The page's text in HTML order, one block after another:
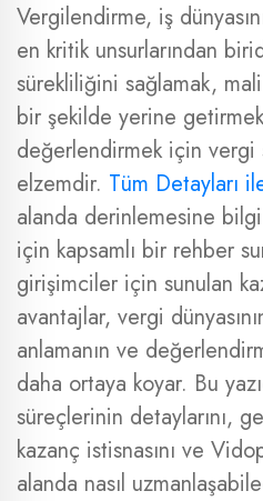
Vergilendirme, iş
en kritik unsurlarından
sürekliliğini sağlamak,
bir şekilde yerine getirmek
değerlendirmek için
elzemdir. Tüm Detayları
alanda derinlemesine
için kapsamlı bir rehber
girişimciler için sunulan
avantajlar, vergi
anlamanın ve
daha ortaya koyar. Bu
süreçlerinin detaylarını,
kazanç istisnasını ve
alanda nasıl